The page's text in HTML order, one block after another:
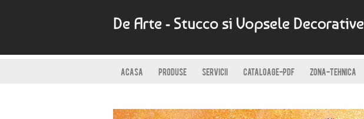
De Arte - Stucco si Vopsele Decorative
ACASA PRODUSE SERVICII CATALOAGE-PDF ZONA-TEHNICA